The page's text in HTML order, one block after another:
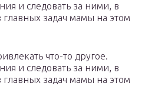
и следовать за ними, в
задач мамы на этом
что-то другое.
и следовать за ними, в
задач мамы на этом